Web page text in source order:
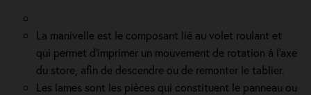
La manivelle est le composant lié au volet roulant et
qui permet d’imprimer un mouvement de rotation à l’axe
du store, afin de descendre ou de remonter le tablier.
Les lames sont les pièces qui constituent le panneau ou